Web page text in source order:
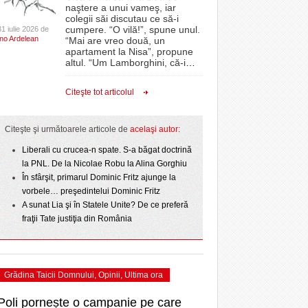
la
- acum 1 zi
cu o victorie
- 25 July 2026
o echipă de
Sărbătoarea continuă! Zeci de mii de oameni
au celebrat a treia seară la rând Ziua Timișoarei
- acum 2 zile
Iniţiativă inedită pentru Zilele Orașului
talentelor locale- 2 August 2026
View all
proiectelor derulate de instituție din fonduri
europene/FOTO- 11 December 2025
ANAF oferă persoanelor fizice posibilitatea să
beneficieze de Declarația Unică 212
2025
View all
CLIPURI VIDEO
JOCURI ONLINE
DIVERSE
FARMACII DIN
GRĂDINIŢE DIN TIMIŞ
PRIMĂRIILE DIN TIMIŞ
SFATUL MEDICULUI
SFATURI JURIDICE
iulie 2026 de
Ardelean
naştere a unui vameş, iar
colegii săi discutau ce să-i
cumpere. “O vilă!”, spune unul.
“Mai are vreo două, un
apartament la Nisa”, propune
altul. “Um Lamborghini, că-i
Citeşte tot articolul
Citeşte şi următoarele articole de acelaşi autor:
Liberali cu crucea-n spate. S-a băgat doctrină
la PNL. De la Nicolae Robu la Alina Gorghiu
În sfârşit, primarul Dominic Fritz ajunge la
vorbele… preşedintelui Dominic Fritz
A sunat Lia şi în Statele Unite? De ce preferă
fraţii Tate justiţia din România
Grădina Taicii Domnului, Opinii, Ultima ora
pornește o campanie pe care